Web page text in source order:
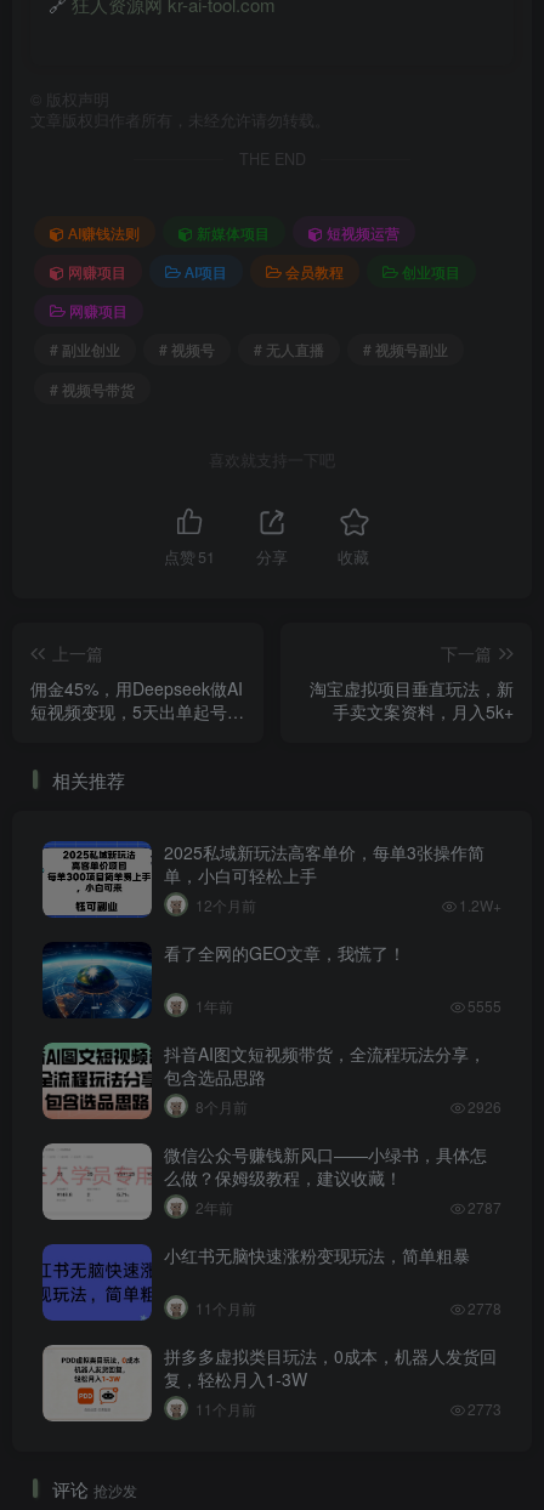
版权声明
文章版权归作者所有，未经允许请勿转载。
THE END
AI赚钱法则 新媒体项目
短视频运营
网赚项目
AI项目 会员教程
创业项目
网赚项目
# 副业创业
# 视频号 # 无人直播
# 视频号副业
# 视频号带货
喜欢就支持一下吧
点赞 51 分享 收藏
上一篇
佣金45%，用Deepseek做AI
短视频变现，5天出单起号经
下一篇
淘宝虚拟项目垂直玩法，新
手卖文案资料，月入5k+
相关推荐
2025私域新玩法高客单价，每单3张操作简
单，小白可轻松上手
12个月前 1.2W+
看了全网的GEO文章，我慌了！
1年前 5555
抖音AI图文短视频带货，全流程玩法分享，
包含选品思路
8个月前 2926
微信公众号赚钱新风口——小绿书，具体怎
么做？保姆级教程，建议收藏！
2年前 2787
小红书无脑快速涨粉变现玩法，简单粗暴
11个月前 2778
拼多多虚拟类目玩法，0成本，机器人发货回
复，轻松月入1-3W
11个月前 2773
评论 抢沙发